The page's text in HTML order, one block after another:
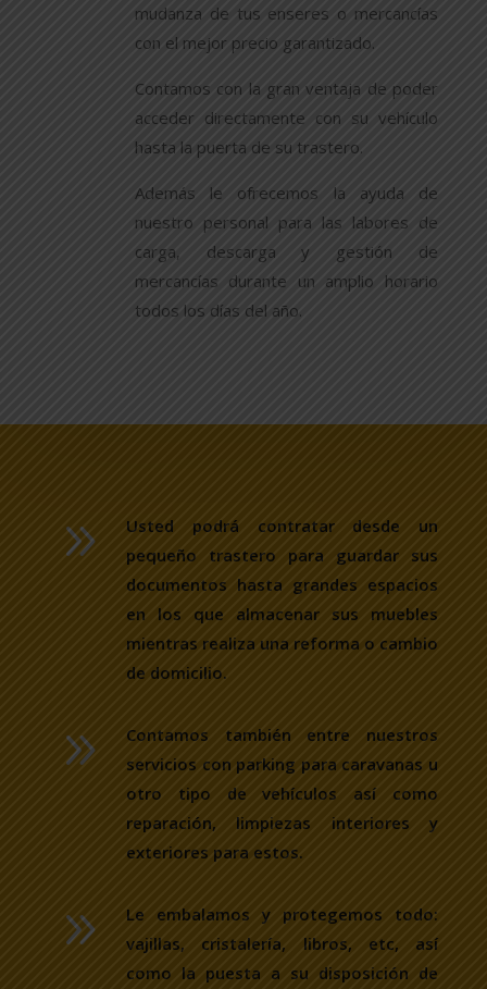
mudanza de tus enseres o mercancías
con el mejor precio garantizado.
Contamos con la gran ventaja de poder
acceder directamente con su vehículo
hasta la puerta de su trastero.
Además le ofrecemos la ayuda de
nuestro personal para las labores de
carga, descarga y gestión de
mercancías durante un amplio horario
todos los días del año.
9
Usted podrá contratar desde un
pequeño trastero para guardar sus
documentos hasta grandes espacios
en los que almacenar sus muebles
mientras realiza una reforma o cambio
de domicilio.
9
Contamos también entre nuestros
servicios con parking para caravanas u
otro tipo de vehículos así como
reparación, limpiezas interiores y
exteriores para estos.
9
Le embalamos y protegemos todo:
vajillas, cristalería, libros, etc, así
como la puesta a su disposición de